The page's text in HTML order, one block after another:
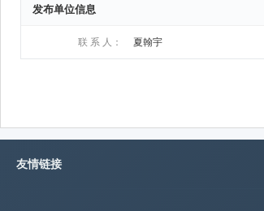
发布单位信息
联 系 人： 夏翰宇
友情链接